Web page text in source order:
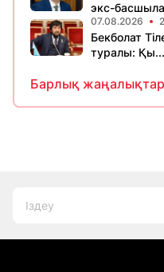
экс-
07.08.2026
Бекболат
туралы: Қы...
Барлық жаңалықтар